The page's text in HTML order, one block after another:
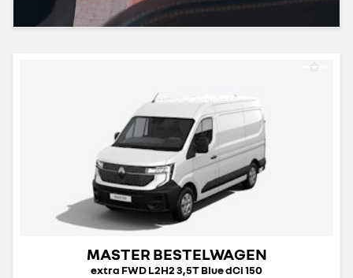
MASTER BESTELWAGEN
extra FWD L2H2 3,5T Blue dCi 150